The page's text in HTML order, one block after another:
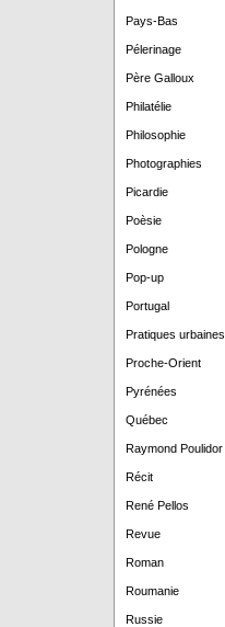
Pays-Bas
Pélerinage
Père Galloux
Philatélie
Philosophie
Photographies
Picardie
Poèsie
Pologne
Pop-up
Portugal
Pratiques urbaines
Proche-Orient
Pyrénées
Québec
Raymond Poulidor
Récit
René Pellos
Revue
Roman
Roumanie
Russie